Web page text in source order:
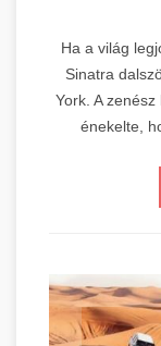
Ha a világ
Sinatra
York. A
énekelte,